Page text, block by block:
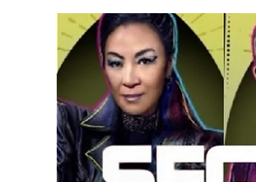
31 DE JULHO DE 2026 | GRANDES JORNADAS |
7 DE AGOSTO DE 2026 | GRANDES JORNADAS | SEIS